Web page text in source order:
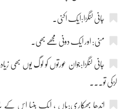
جانی لنگڑا:ایک اکنی۔
منی: اور ایک دونی مجھے بھی۔
جانی لنگڑا:جوان عورتوں کو لوگ یوں بھی
لڑکی تو۔۔۔
اندھا بھکاری:ہاں ، ایک بنیا اس کے